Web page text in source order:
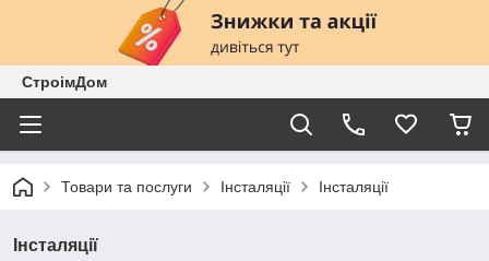
СтроімДом
Товари та послуги Інсталяції Інсталяції
Інсталяції